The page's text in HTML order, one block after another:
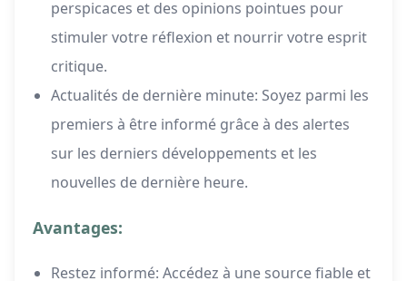
perspicaces et des opinions pointues pour
stimuler votre réflexion et nourrir votre esprit
critique.
Actualités de dernière minute: Soyez parmi les
premiers à être informé grâce à des alertes
sur les derniers développements et les
nouvelles de dernière heure.
Avantages:
Restez informé: Accédez à une source fiable et